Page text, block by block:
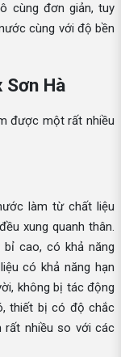
cùng đơn giản, tuy
cùng với độ bền
Hà
được một rất nhiều
làm từ chất liệu
xung quanh thân.
bỉ cao, có khả năng
có khả năng hạn
không bị tác động
thiết bị có độ chắc
rất nhiều so với các